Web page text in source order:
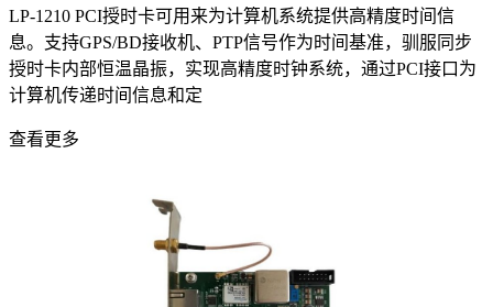
LP-1210 PCI授时卡可用来为计算机系统提供高精度时间信
息。支持GPS/BD接收机、PTP信号作为时间基准，驯服同步
授时卡内部恒温晶振，实现高精度时钟系统，通过PCI接口为
计算机传递时间信息和定
查看更多